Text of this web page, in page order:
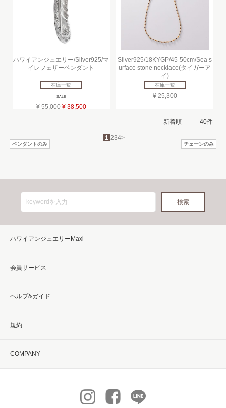
ハワイアンジュエリー/Silver925/マ
イレフェザーペンダント
在庫一覧
SALE
¥ 55,000 ¥ 38,500
Silver925/18KYGP/45-50cm/Sea s
urface stone necklace(タイガーア
イ)
在庫一覧
¥ 25,300
1 234>
ペンダントのみ チェーンのみ
ハワイアンジュエリーMaxi
会員サービス
ヘルプ&ガイド
規約
COMPANY